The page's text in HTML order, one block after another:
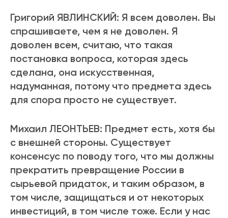
Григорий ЯВЛИНСКИЙ: Я всем доволен. Вы
спрашиваете, чем я не доволен. Я
доволен всем, считаю, что такая
постановка вопроса, которая здесь
сделана, она искусственная,
надуманная, потому что предмета здесь
для спора просто не существует.
Михаил ЛЕОНТЬЕВ: Предмет есть, хотя бы
с внешней стороны. Существует
консенсус по поводу того, что мы должны
прекратить превращение России в
сырьевой придаток, и таким образом, в
том числе, защищаться и от некоторых
инвестиций, в том числе тоже. Если у нас